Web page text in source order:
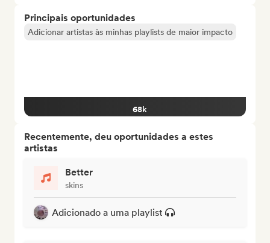
Principais oportunidades
Adicionar artistas às minhas playlists de maior impacto
68k
Recentemente, deu oportunidades a estes
artistas
Better
skins
Adicionado a uma playlist